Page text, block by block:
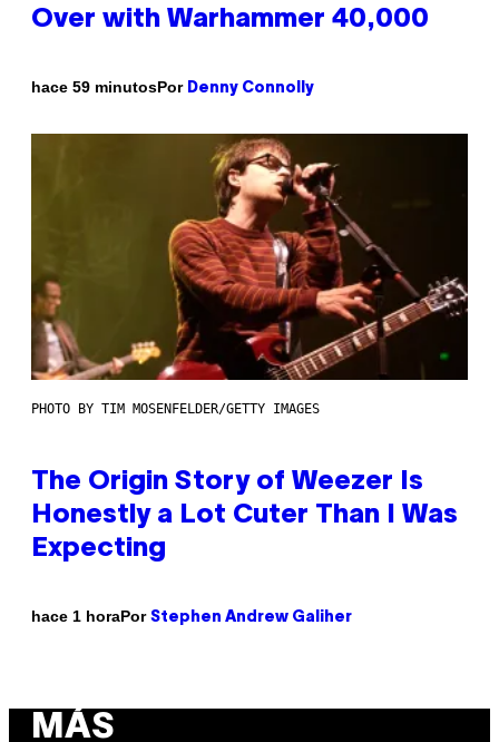
Over with Warhammer 40,000
hace 59 minutosPor Denny Connolly
PHOTO BY TIM MOSENFELDER/GETTY IMAGES
The Origin Story of Weezer Is
Honestly a Lot Cuter Than I Was
Expecting
hace 1 horaPor Stephen Andrew Galiher
MÁS